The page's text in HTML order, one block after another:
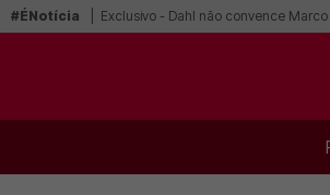
#ÉNotícia Exclusivo - Dahl não convence Marco